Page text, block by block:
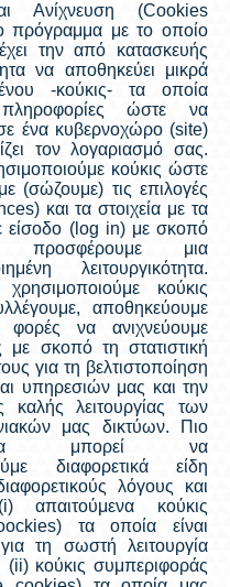
Ανίχνευση (Cookies
πρόγραμμα με το οποίο
την από κατασκευής
να αποθηκεύει μικρά
-κούκις- τα οποία
ώστε να
ένα κυβερνοχώρο (site)
τον λογαριασμό σας.
κούκις ώστε
(σώζουμε) τις επιλογές
και τα στοιχεία με τα
είσοδο (log in) με σκοπό
μια
λειτουργικότητα.
κούκις
αποθηκεύουμε
φορές να ανιχνεύουμε
με σκοπό τη στατιστική
για τη βελτιστοποίηση
υπηρεσιών μας και την
καλής λειτουργίας των
μας δικτύων. Πιο
μπορεί να
διαφορετικά είδη
λόγους και
απαιτούμενα κούκις
τα οποία είναι
τη σωστή λειτουργία
κούκις συμπεριφοράς